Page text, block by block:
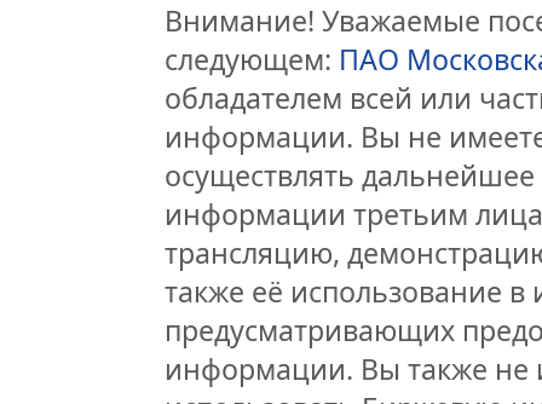
Внимание! Уважаемые
следующем: ПАО
обладателем всей или
информации. Вы не
осуществлять
информации третьим
трансляцию,
также её использование
предусматривающих
информации. Вы также не